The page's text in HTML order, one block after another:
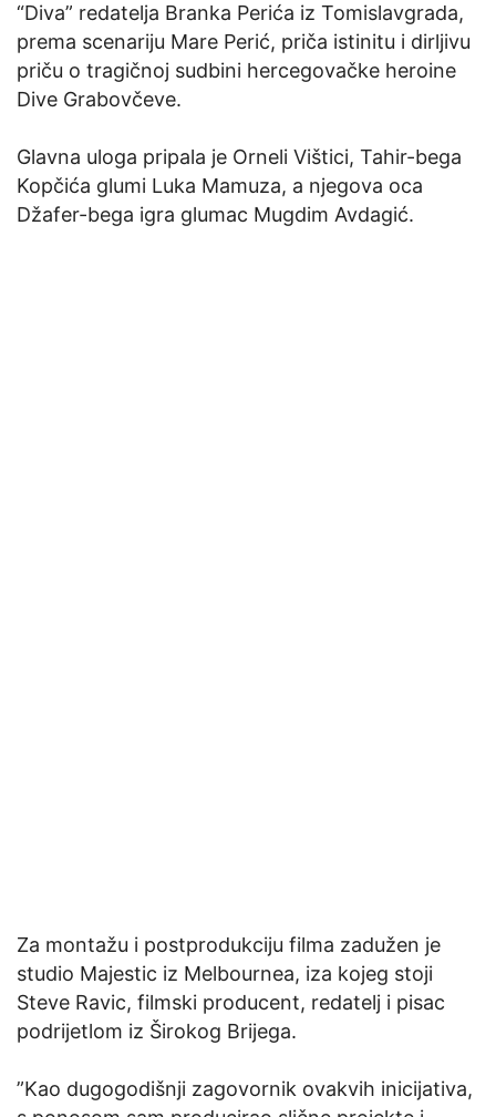
“Diva” redatelja Branka Perića iz Tomislavgrada,
prema scenariju Mare Perić, priča istinitu i dirljivu
priču o tragičnoj sudbini hercegovačke heroine
Dive Grabovčeve.
Glavna uloga pripala je Orneli Vištici, Tahir-bega
Kopčića glumi Luka Mamuza, a njegova oca
Džafer-bega igra glumac Mugdim Avdagić.
Za montažu i postprodukciju filma zadužen je
studio Majestic iz Melbournea, iza kojeg stoji
Steve Ravic, filmski producent, redatelj i pisac
podrijetlom iz Širokog Brijega.
”Kao dugogodišnji zagovornik ovakvih inicijativa,